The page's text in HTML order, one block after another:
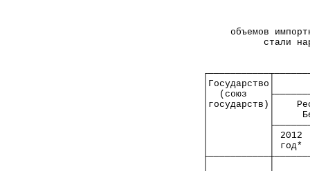
объемов
│Государство│
│  (союз
│государств)│
│           │
│
│           │ 2012
│           │ год*